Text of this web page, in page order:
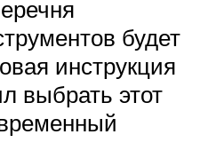
будет
инструкция
выбрать этот